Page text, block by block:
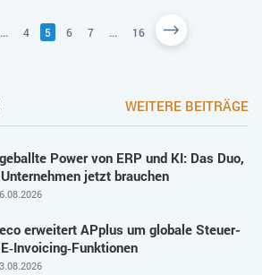
... 4 5 6 7 ... 16
WEITERE BEITRÄGE
Power von ERP und KI: Das Duo,
jetzt brauchen
erweitert APplus um globale Steuer-